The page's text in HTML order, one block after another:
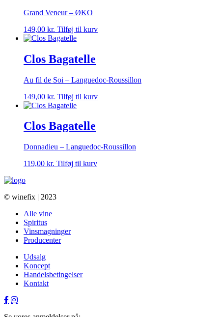
Grand Veneur – ØKO
149,00 kr. Tilføj til kurv
Clos Bagatelle
Au fil de Soi – Languedoc-Roussillon
149,00 kr. Tilføj til kurv
Clos Bagatelle
Donnadieu – Languedoc-Roussillon
119,00 kr. Tilføj til kurv
© winefix | 2023
Alle vine
Spiritus
Vinsmagninger
Producenter
Udsalg
Koncept
Handelsbetingelser
Kontakt